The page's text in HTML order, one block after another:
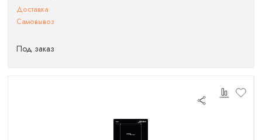
Доставка
Самовывоз
Под заказ